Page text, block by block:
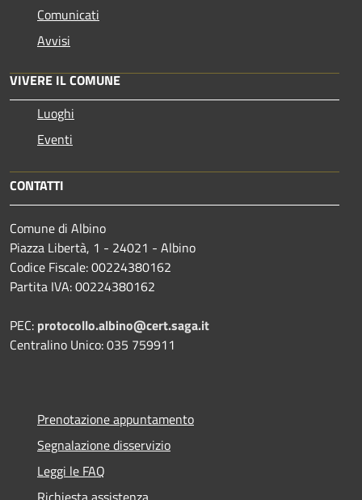
Comunicati
Avvisi
VIVERE IL COMUNE
Luoghi
Eventi
CONTATTI
Comune di Albino
Piazza Libertà, 1 - 24021 - Albino
Codice Fiscale: 00224380162
Partita IVA: 00224380162
PEC: protocollo.albino@cert.saga.it
Centralino Unico: 035 759911
Prenotazione appuntamento
Segnalazione disservizio
Leggi le FAQ